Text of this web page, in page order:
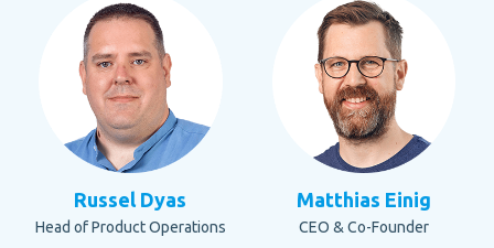
Russel Dyas
Head of Product Operations
Matthias Einig
CEO & Co-Founder